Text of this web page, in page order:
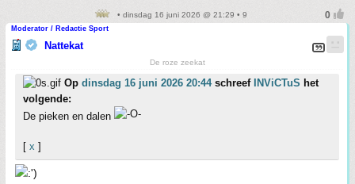
• dinsdag 16 juni 2026 @ 21:29 • 9
Moderator / Redactie Sport
Nattekat
De roze zeekat
Op dinsdag 16 juni 2026 20:44schreef INViCTuS het
volgende:
De pieken en dalen
[ x ]